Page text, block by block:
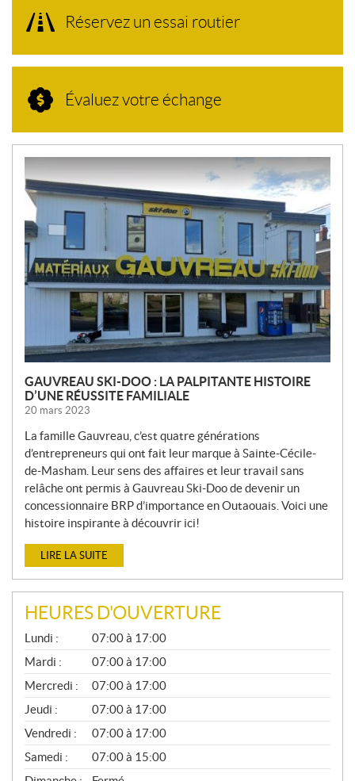
Réservez un essai routier
Évaluez votre échange
N
O
U
V
E
L
L
E
GAUVREAU SKI-DOO : LA PALPITANTE HISTOIRE
D’UNE RÉUSSITE FAMILIALE
20 mars 2023
La famille Gauvreau, c’est quatre générations
d’entrepreneurs qui ont fait leur marque à Sainte-Cécile-
de-Masham. Leur sens des affaires et leur travail sans
relâche ont permis à Gauvreau Ski-Doo de devenir un
concessionnaire BRP d’importance en Outaouais. Voici une
histoire inspirante à découvrir ici!
LIRE LA SUITE
HEURES D'OUVERTURE
G
É
N
É
R
A
L
Lundi :
07:00 à 17:00
Mardi :
07:00 à 17:00
Mercredi :
07:00 à 17:00
Jeudi :
07:00 à 17:00
Vendredi :
07:00 à 17:00
Samedi :
07:00 à 15:00